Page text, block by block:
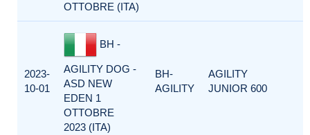
OTTOBRE (ITA)
2023-
10-01
BH -
AGILITY DOG -
ASD NEW
EDEN 1
OTTOBRE
2023 (ITA)
BH-
AGILITY
AGILITY
JUNIOR 600